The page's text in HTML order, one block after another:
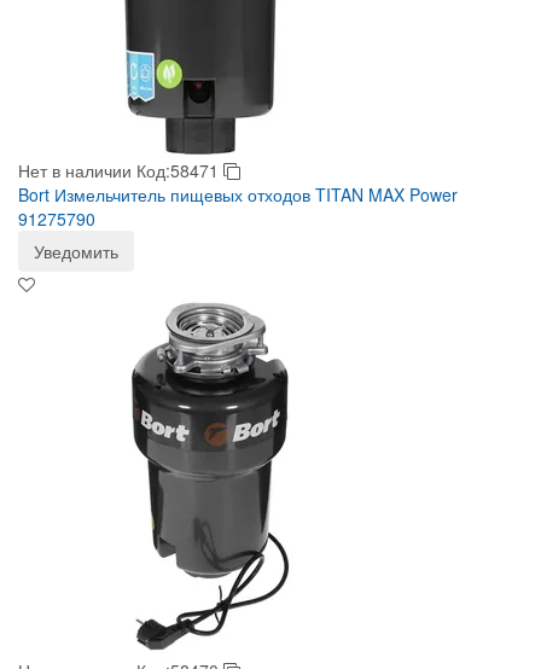
Нет в наличии Код:58471
Bort Измельчитель пищевых отходов TITAN MAX Power
91275790
Уведомить